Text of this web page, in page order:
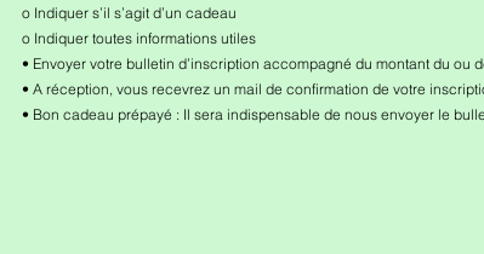
o Indiquer s’il s’agit d’un cadeau
o Indiquer toutes informations utiles
• Envoyer votre bulletin d’inscription accompagné du montant du ou
• A réception, vous recevrez un mail de confirmation de votre
• Bon cadeau prépayé : Il sera indispensable de nous envoyer le